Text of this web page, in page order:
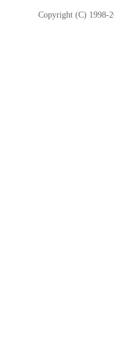
Copyright (C) 1998-